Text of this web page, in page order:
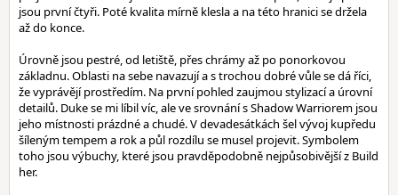
jsou první čtyři. Poté kvalita mírně klesla a na této hranici se držela
až do konce.
Úrovně jsou pestré, od letiště, přes chrámy až po ponorkovou
základnu. Oblasti na sebe navazují a s trochou dobré vůle se dá říci,
že vyprávějí prostředím. Na první pohled zaujmou stylizací a úrovní
detailů. Duke se mi líbil víc, ale ve srovnání s Shadow Warriorem jsou
jeho místnosti prázdné a chudé. V devadesátkách šel vývoj kupředu
šíleným tempem a rok a půl rozdílu se musel projevit. Symbolem
toho jsou výbuchy, které jsou pravděpodobně nejpůsobivější z Build
her.